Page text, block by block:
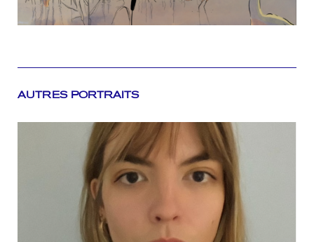
AUTRES PORTRAITS